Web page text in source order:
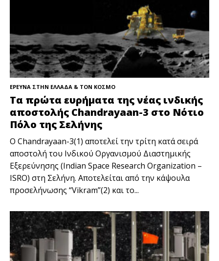
ΕΡΕΥΝΑ ΣΤΗΝ ΕΛΛΑΔΑ & ΤΟΝ ΚΟΣΜΟ
Τα πρώτα ευρήματα της νέας ινδικής
αποστολής Chandrayaan-3 στο Νότιο
Πόλο της Σελήνης
Ο Chandrayaan-3(1) αποτελεί την τρίτη κατά σειρά
αποστολή του Ινδικού Οργανισμού Διαστημικής
Εξερεύνησης (Indian Space Research Organization –
ISRO) στη Σελήνη. Αποτελείται από την κάψουλα
προσελήνωσης “Vikram”(2) και το...